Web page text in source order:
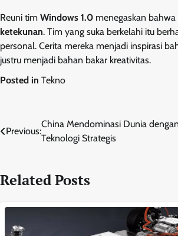
Reuni tim Windows 1.0 menegaskan
ketekunan. Tim yang suka berkelahi itu
personal. Cerita mereka menjadi inspirasi
justru menjadi bahan bakar kreativitas.
Posted in Tekno
Navigasi
Previous:
China Mendominasi Dunia
Teknologi Strategis
Related Posts